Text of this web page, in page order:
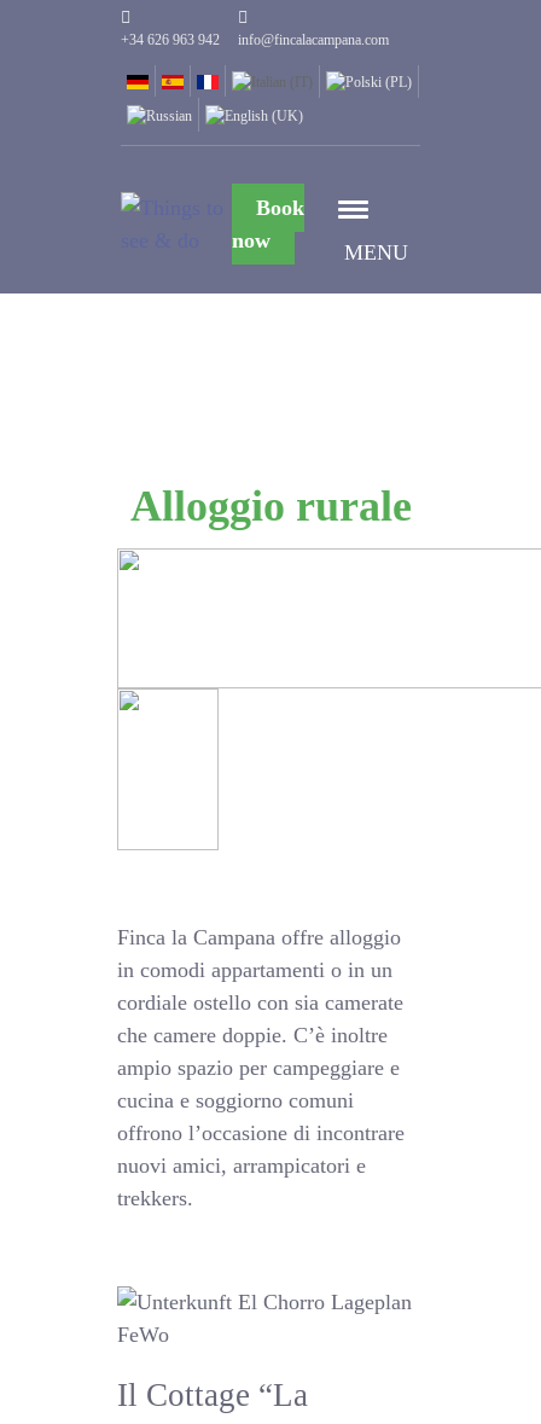
+34 626 963 942 info@fincalacampana.com
MENU
Book
now
Alloggio rurale
Finca la Campana offre alloggio
in comodi appartamenti o in un
cordiale ostello con sia camerate
che camere doppie. C’è inoltre
ampio spazio per campeggiare e
cucina e soggiorno comuni
offrono l’occasione di incontrare
nuovi amici, arrampicatori e
trekkers.
Il Cottage “La